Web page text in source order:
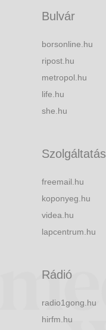
Bulvár
borsonline.hu
ripost.hu
metropol.hu
life.hu
she.hu
Szolgáltatás
freemail.hu
koponyeg.hu
videa.hu
lapcentrum.hu
Rádió
radio1gong.hu
hirfm.hu